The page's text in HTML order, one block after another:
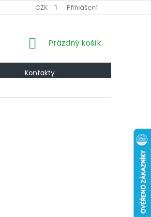
A VRÁCENÍ PODMÍNKY OCHRANY
CZK Přihlášení
NÁKUPNÍ
Prázdný košík
Kontakty